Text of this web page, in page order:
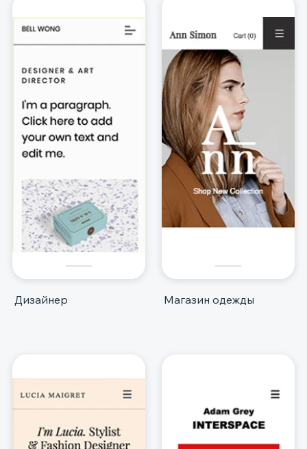
Дизайнер Магазин одежды